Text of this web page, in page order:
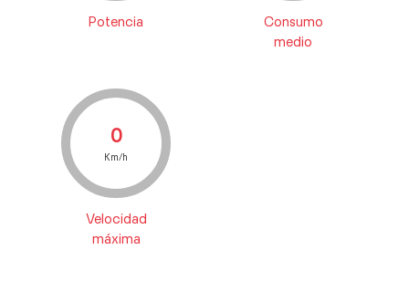
Potencia
Consumo
medio
0
Km/h
Velocidad
máxima